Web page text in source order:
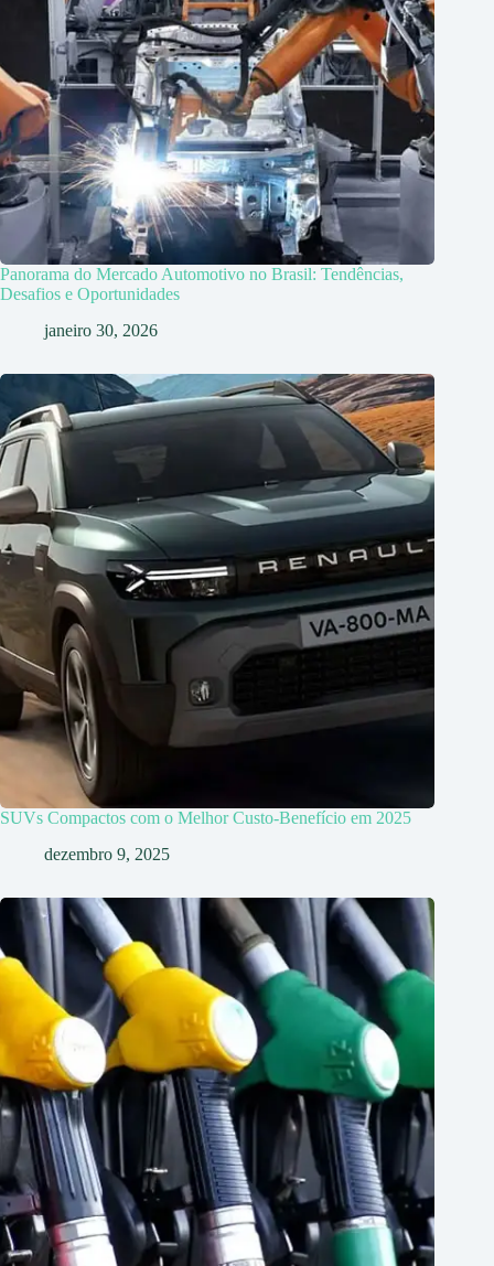
Panorama do Mercado Automotivo no Brasil: Tendências,
Desafios e Oportunidades
janeiro 30, 2026
SUVs Compactos com o Melhor Custo-Benefício em 2025
dezembro 9, 2025